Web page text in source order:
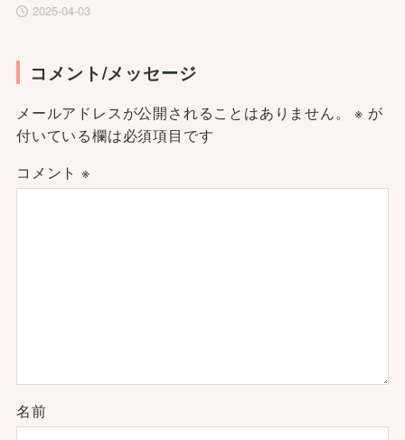
2025-04-03
コメント/メッセージ
メールアドレスが公開されることはありません。 ※ が
付いている欄は必須項目です
コメント ※
名前